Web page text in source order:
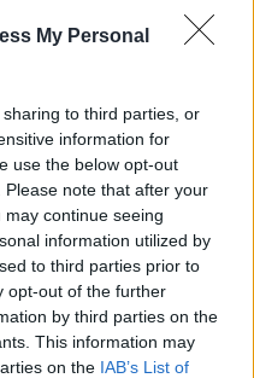
My Personal
to third parties, or
information for
use the below opt-out
note that after your
continue seeing
information utilized by
to third parties prior to
opt-out of the further
by third parties on the
This information may
on the IAB’s List of
μας
ιστορίες,
και ένας
κάθε μέρα.
ΣΟΥ →